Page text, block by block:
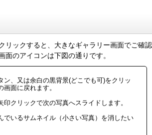
リックすると、大きなギャラリー画面でご確認
面のアイコンは下図の通りです。
ン、又は余白の黒背景(どこでも可)をクリッ
画面に戻れます。
印クリックで次の写真へスライドします。
でいるサムネイル（小さい写真）を消したい